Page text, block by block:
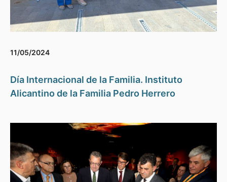
11/05/2024
Día Internacional de la Familia. Instituto
Alicantino de la Familia Pedro Herrero